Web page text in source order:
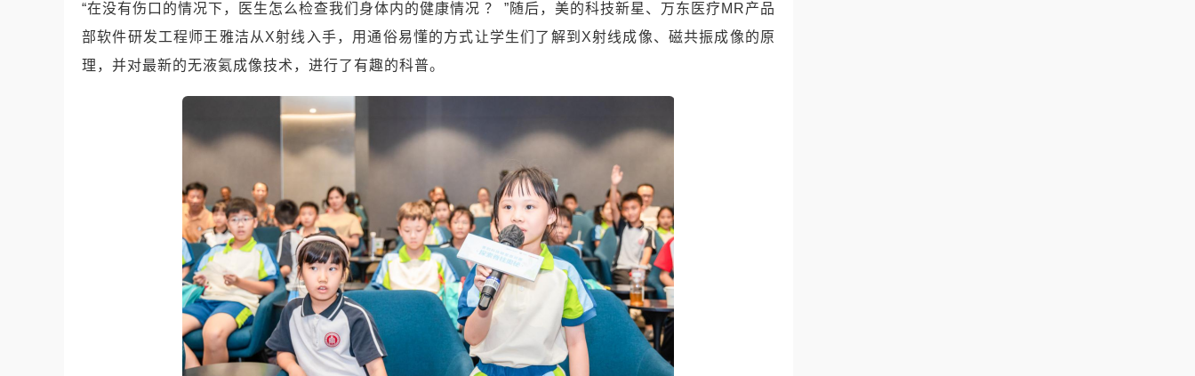
“在没有伤口的情况下，医生怎么检查我们身体内的健康情况 ？ ”随后，美的科技新星、万东医疗MR产品
部软件研发工程师王雅洁从X射线入手，用通俗易懂的方式让学生们了解到X射线成像、磁共振成像的原
理，并对最新的无液氦成像技术，进行了有趣的科普。